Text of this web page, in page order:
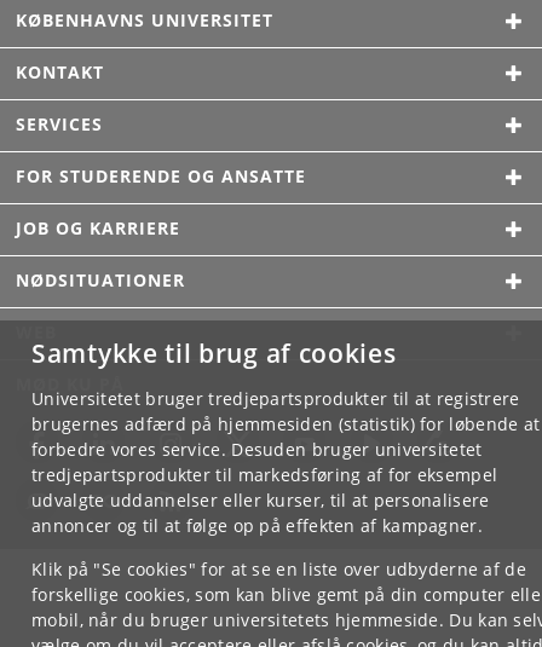
Samtykke til brug af cookies
Universitetet bruger tredjepartsprodukter til at registrere
brugernes adfærd på hjemmesiden (statistik) for løbende at
forbedre vores service. Desuden bruger universitetet
tredjepartsprodukter til markedsføring af for eksempel
udvalgte uddannelser eller kurser, til at personalisere
annoncer og til at følge op på effekten af kampagner.
Klik på "Se cookies" for at se en liste over udbyderne af de
forskellige cookies, som kan blive gemt på din computer
mobil, når du bruger universitetets hjemmeside. Du kan
KØBENHAVNS UNIVERSITET
KONTAKT
SERVICES
FOR STUDERENDE OG ANSATTE
JOB OG KARRIERE
NØDSITUATIONER